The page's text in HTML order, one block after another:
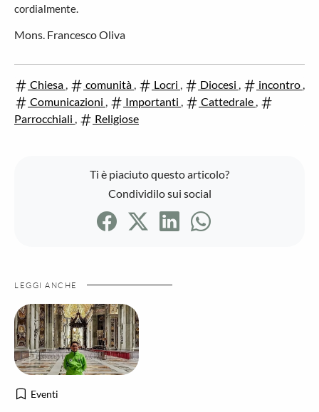
cordialmente.
Mons. Francesco Oliva
Chiesa , comunità , Locri , Diocesi , incontro ,
Comunicazioni , Importanti , Cattedrale ,
Parrocchiali , Religiose
Ti è piaciuto questo articolo?
Condividilo sui social
LEGGI ANCHE
Eventi